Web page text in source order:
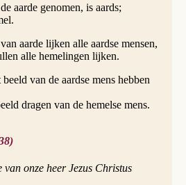
aarde genomen, is aards;
aarde lijken alle aardse mensen,
alle hemelingen lijken.
van de aardse mens hebben
dragen van de hemelse mens.
onze heer Jezus Christus